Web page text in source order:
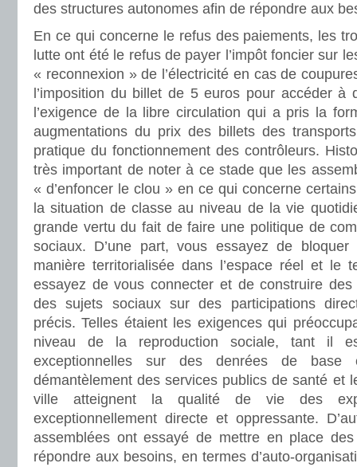
des structures autonomes afin de répondre aux
En ce qui concerne le refus des paiements, les
lutte ont été le refus de payer l’impôt foncier sur
« reconnexion » de l’électricité en cas de
l’imposition du billet de 5 euros pour accéder à
l’exigence de la libre circulation qui a pris la
augmentations du prix des billets des
pratique du fonctionnement des contrôleurs.
très important de noter à ce stade que les
« d’enfoncer le clou » en ce qui concerne
la situation de classe au niveau de la vie
grande vertu du fait de faire une politique de
sociaux. D’une part, vous essayez de bloquer
manière territorialisée dans l’espace réel et le
essayez de vous connecter et de construire
des sujets sociaux sur des participations
précis. Telles étaient les exigences qui
niveau de la reproduction sociale, tant il
exceptionnelles sur des denrées de base
démantèlement des services publics de santé et
ville atteignent la qualité de vie des
exceptionnellement directe et oppressante.
assemblées ont essayé de mettre en place
répondre aux besoins, en termes d’auto-